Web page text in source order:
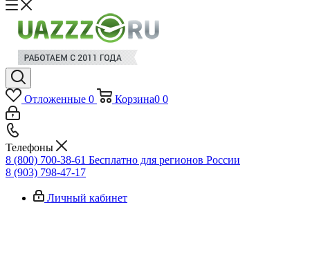
Отложенные 0 Корзина0 0
Телефоны
8 (800) 700-38-61 Бесплатно для регионов России
8 (903) 798-47-17
Личный кабинет